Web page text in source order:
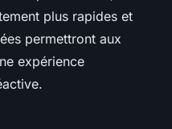
plus rapides et
permettront aux
expérience